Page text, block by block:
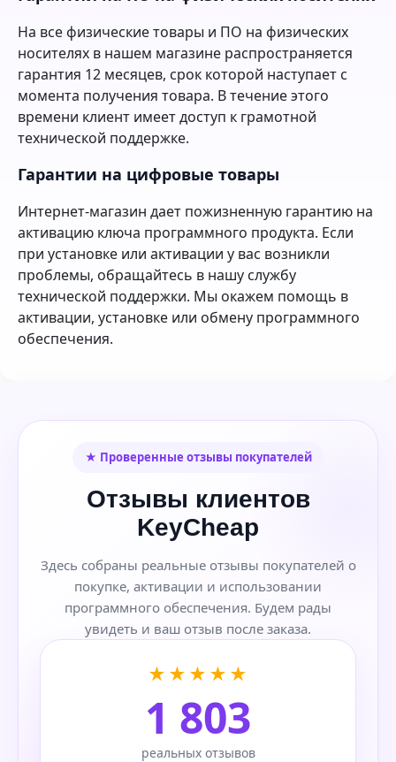
На все физические товары и ПО на физических
носителях в нашем магазине распространяется
гарантия 12 месяцев, срок которой наступает с
момента получения товара. В течение этого
времени клиент имеет доступ к грамотной
технической поддержке.
Гарантии на цифровые товары
Интернет-магазин дает пожизненную гарантию на
активацию ключа программного продукта. Если
при установке или активации у вас возникли
проблемы, обращайтесь в нашу службу
технической поддержки. Мы окажем помощь в
активации, установке или обмену программного
обеспечения.
★ Проверенные отзывы покупателей
Отзывы клиентов
KeyCheap
Здесь собраны реальные отзывы покупателей о
покупке, активации и использовании
программного обеспечения. Будем рады
увидеть и ваш отзыв после заказа.
★★★★★
1 803
реальных отзывов